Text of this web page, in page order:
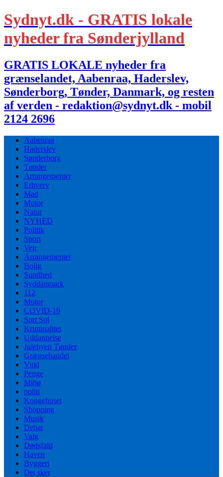
Sydnyt.dk - GRATIS lokale
nyheder fra Sønderjylland
GRATIS LOKALE nyheder fra
grænselandet, Aabenraa, Haderslev,
Sønderborg, Tønder, Danmark, og resten
af verden - redaktion@sydnyt.dk - mobil
2124 2696
Aabenraa
Haderslev
Sønderborg
Tønder
Arrangementer
Erhverv
Mad
Motor
Natur
NYHED
Politik
Sport
Vejr
Arrangementer
Bolig
Sundhed
Syddanmark
112
Motor
COVID-19
Sort Sol
Kriminalitet
Uddannelse
Julebyen Tønder
Grænsehandel
Vind
Penge
Miljø
politi
Kongehuset
Shopping
Musik
Debat
Valg
Dødsfald
Haven
Byggeri
Det sker